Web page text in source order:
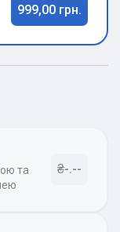
999,00 грн.
та
₴-.--